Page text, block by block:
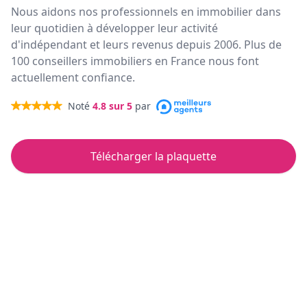
Nous aidons nos professionnels en immobilier dans
leur quotidien à développer leur activité
d'indépendant et leurs revenus depuis 2006. Plus de
100 conseillers immobiliers en France nous font
actuellement confiance.
Noté 4.8 sur 5 par
Télécharger la plaquette